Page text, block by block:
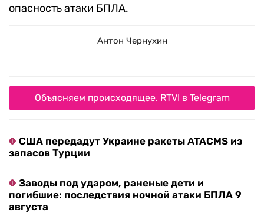
опасность атаки БПЛА.
Антон Чернухин
Объясняем происходящее. RTVI в Telegram
США передадут Украине ракеты ATACMS из
запасов Турции
Заводы под ударом, раненые дети и
погибшие: последствия ночной атаки БПЛА 9
августа